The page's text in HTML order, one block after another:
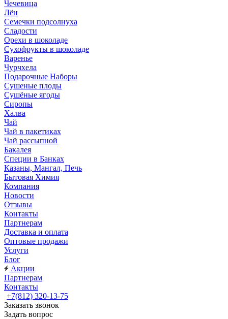
Чечевица
Лён
Семечки подсолнуха
Сладости
Орехи в шоколаде
Сухофрукты в шоколаде
Варенье
Чурчхела
Подарочные Наборы
Cушеные плоды
Сушёные ягоды
Сиропы
Халва
Чай
Чай в пакетиках
Чай рассыпной
Бакалея
Специи в Банках
Казаны, Мангал, Печь
Бытовая Химия
Компания
Новости
Отзывы
Контакты
Партнерам
Доставка и оплата
Оптовые продажи
Услуги
Блог
Акции
Партнерам
Контакты
+7(812) 320-13-75
Заказать звонок
Задать вопрос